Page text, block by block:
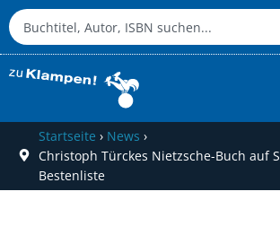
Startseite › News ›
Christoph Türckes Nietzsche-Buch auf
Bestenliste